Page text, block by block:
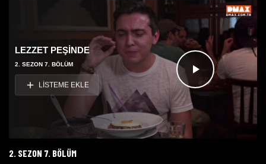
Videoyu
Oynat
LEZZET PEŞİNDE
2. SEZON 7. BÖLÜM
LİSTEME EKLE
2. SEZON 7. BÖLÜM